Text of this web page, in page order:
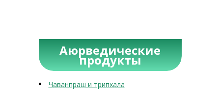
Аюрведические
продукты
Чаванпраш и трипхала